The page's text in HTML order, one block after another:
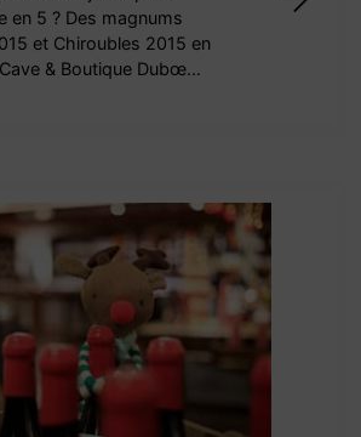
en 5 ? Des magnums
et Chiroubles 2015 en
& Boutique Dubœ…